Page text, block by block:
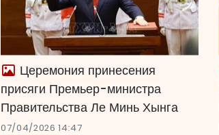
Церемония принесения
присяги Премьер-министра
Правительства Ле Минь Хынга
07/04/2026 14:47